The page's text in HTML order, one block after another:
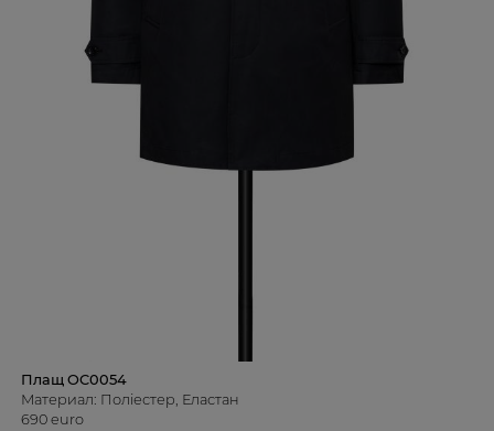
Плащ OC0054
Материал: Поліестер, Еластан
690 euro